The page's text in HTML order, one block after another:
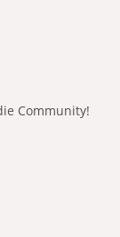
Community!